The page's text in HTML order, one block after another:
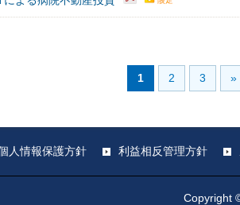
1 2 3 »
人情報保護方針 利益相反管理方針
Copyright